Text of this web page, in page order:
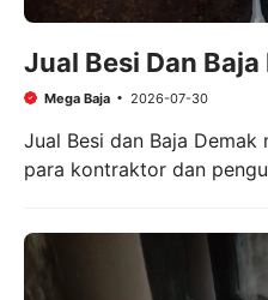
Jual Besi Dan Baja
Mega Baja 2026-07-30
Jual Besi dan Baja
para kontraktor dan